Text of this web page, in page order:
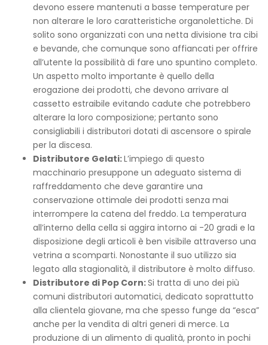
devono essere mantenuti a basse temperature per
non alterare le loro caratteristiche organolettiche. Di
solito sono organizzati con una netta divisione tra cibi
e bevande, che comunque sono affiancati per offrire
all’utente la possibilità di fare uno spuntino completo.
Un aspetto molto importante è quello della
erogazione dei prodotti, che devono arrivare al
cassetto estraibile evitando cadute che potrebbero
alterare la loro composizione; pertanto sono
consigliabili i distributori dotati di ascensore o spirale
per la discesa.
Distributore Gelati:L’impiego di questo
macchinario presuppone un adeguato sistema di
raffreddamento che deve garantire una
conservazione ottimale dei prodotti senza mai
interrompere la catena del freddo. La temperatura
all’interno della cella si aggira intorno ai -20 gradi e la
disposizione degli articoli è ben visibile attraverso una
vetrina a scomparti. Nonostante il suo utilizzo sia
legato alla stagionalità, il distributore è molto diffuso.
Distributore di Pop Corn:Si tratta di uno dei più
comuni distributori automatici, dedicato soprattutto
alla clientela giovane, ma che spesso funge da “esca”
anche per la vendita di altri generi di merce. La
produzione di un alimento di qualità, pronto in pochi